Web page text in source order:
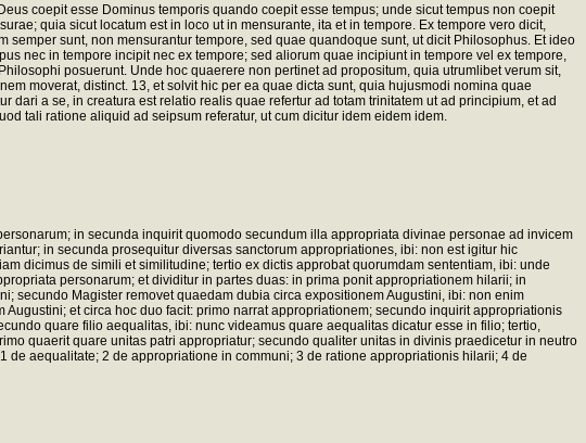
coepit esse Dominus temporis quando coepit esse tempus; unde sicut tempus non coepit
quia sicut locatum est in loco ut in mensurante, ita et in tempore. Ex tempore vero dicit,
sunt, non mensurantur tempore, sed quae quandoque sunt, ut dicit Philosophus. Et ideo
nec in tempore incipit nec ex tempore; sed aliorum quae incipiunt in tempore vel ex tempore,
posuerunt. Unde hoc quaerere non pertinet ad propositum, quia utrumlibet verum sit,
moverat, distinct. 13, et solvit hic per ea quae dicta sunt, quia hujusmodi nomina quae
a se, in creatura est relatio realis quae refertur ad totam trinitatem ut ad principium, et ad
tali ratione aliquid ad seipsum referatur, ut cum dicitur idem eidem idem.
in secunda inquirit quomodo secundum illa appropriata divinae personae ad invicem
in secunda prosequitur diversas sanctorum appropriationes, ibi: non est igitur hic
dicimus de simili et similitudine; tertio ex dictis approbat quorumdam sententiam, ibi: unde
personarum; et dividitur in partes duas: in prima ponit appropriationem hilarii; in
secundo Magister removet quaedam dubia circa expositionem Augustini, ibi: non enim
et circa hoc duo facit: primo narrat appropriationem; secundo inquirit appropriationis
quare filio aequalitas, ibi: nunc videamus quare aequalitas dicatur esse in filio; tertio,
quaerit quare unitas patri appropriatur; secundo qualiter unitas in divinis praedicetur in neutro
aequalitate; 2 de appropriatione in communi; 3 de ratione appropriationis hilarii; 4 de